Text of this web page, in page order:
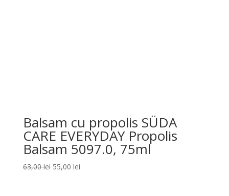
Balsam cu propolis SÜDA
CARE EVERYDAY Propolis
Balsam 5097.0, 75ml
63,00lei Prețul
55,00 leiPrețul